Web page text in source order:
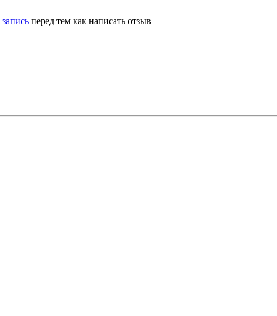
перед тем как написать отзыв